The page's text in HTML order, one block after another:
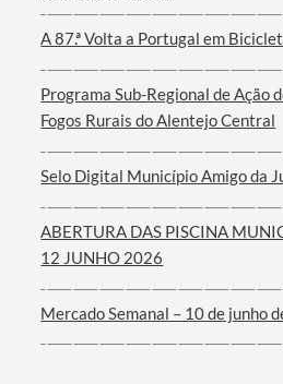
Termo de Pesquisa
Categorias gerais
A 87.ª Volta a Portugal em
Programa Sub-Regional de Ação
Fogos Rurais do Alentejo Central
Selo Digital Município Amigo da
ABERTURA DAS PISCINA
12 JUNHO 2026
Mercado Semanal – 10 de junho